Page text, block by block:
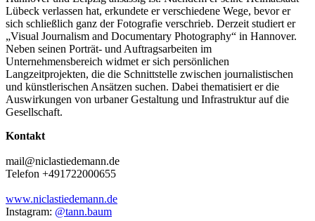
Lübeck verlassen hat, erkundete er verschiedene Wege, bevor er
sich schließlich ganz der Fotografie verschrieb. Derzeit studiert er
„Visual Journalism and Documentary Photography“ in Hannover.
Neben seinen Porträt- und Auftragsarbeiten im
Unternehmensbereich widmet er sich persönlichen
Langzeitprojekten, die die Schnittstelle zwischen journalistischen
und künstlerischen Ansätzen suchen. Dabei thematisiert er die
Auswirkungen von urbaner Gestaltung und Infrastruktur auf die
Gesellschaft.
Kontakt
mail@niclastiedemann.de
Telefon +491722000655
www.niclastiedemann.de
Instagram: @tann.baum